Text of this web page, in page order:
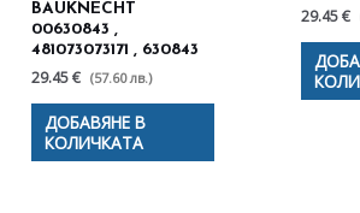
BAUKNECHT
00630843 ,
481073073171 , 630843
29.45 € (57.60 лв.)
ДОБАВЯНЕ В
КОЛИЧКАТА
29.45 €